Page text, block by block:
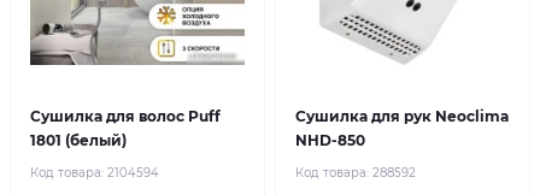
Сушилка для волос Puff
1801 (белый)
Код товара: 2104594
Сушилка для рук Neoclima
NHD-850
Код товара: 288592